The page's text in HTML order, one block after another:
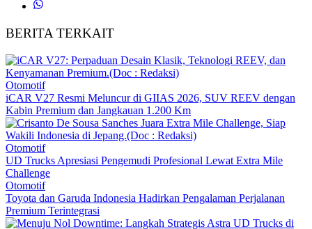
BERITA TERKAIT
Otomotif
iCAR V27 Resmi Meluncur di GIIAS 2026, SUV REEV dengan
Kabin Premium dan Jangkauan 1.200 Km
Otomotif
UD Trucks Apresiasi Pengemudi Profesional Lewat Extra Mile
Challenge
Otomotif
Toyota dan Garuda Indonesia Hadirkan Pengalaman Perjalanan
Premium Terintegrasi